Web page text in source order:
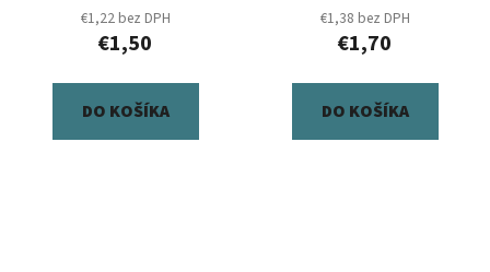
€1,22 bez DPH
€1,50
DO KOŠÍKA
€1,38 bez DPH
€1,70
DO KOŠÍKA